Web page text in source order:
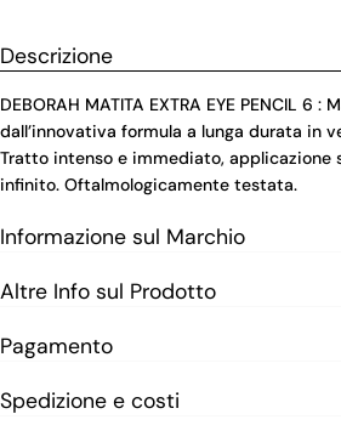
Descrizione
DEBORAH MATITA EXTRA EYE PENCIL 6
dall’innovativa formula a lunga durata in
Tratto intenso e immediato, applicazione
infinito. Oftalmologicamente testata.
Informazione sul Marchio
Altre Info sul Prodotto
Pagamento
Spedizione e costi